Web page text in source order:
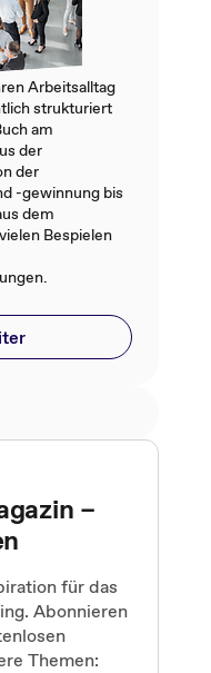
Arbeitsalltag
strukturiert
am
der
der
-gewinnung bis
dem
Bespielen
–
für das
Abonnieren
Themen: